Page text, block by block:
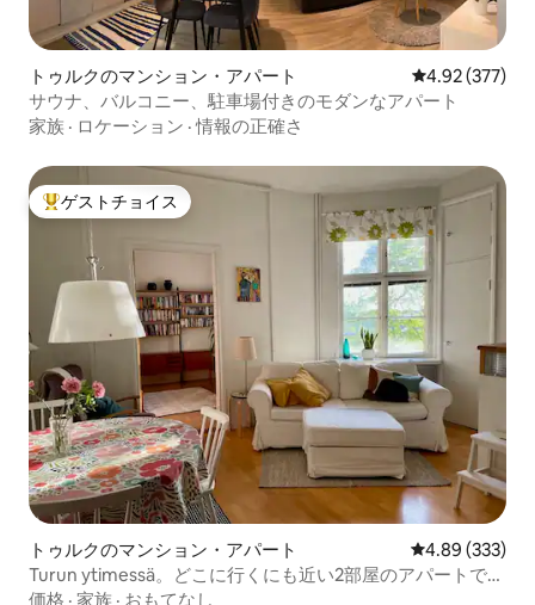
トゥルクのマンション・アパート レビュー377
4.92 (377)
サウナ、バルコニー、駐車場付きのモダンなアパート
家族 · ロケーション ·情報の正確さ
大好評のゲストチョイスです。
ゲストチョイス
トゥルクのマンション・アパート レビュー333
4.89 (333)
Turun ytimessä。どこに行くにも近い2部屋のアパートで
す。
価格 · 家族 · おもてなし